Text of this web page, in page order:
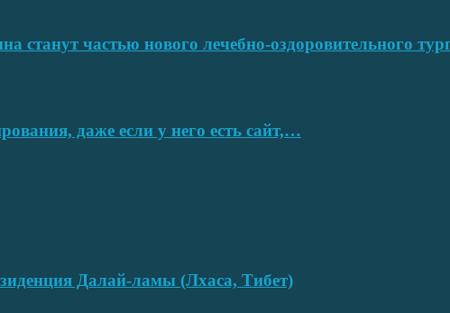
станут частью нового лечебно-оздоровительного
даже если у него есть сайт,…
Далай-ламы (Лхаса, Тибет)